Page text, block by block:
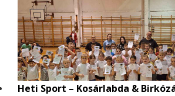
Heti Sport – Kosárlabda &